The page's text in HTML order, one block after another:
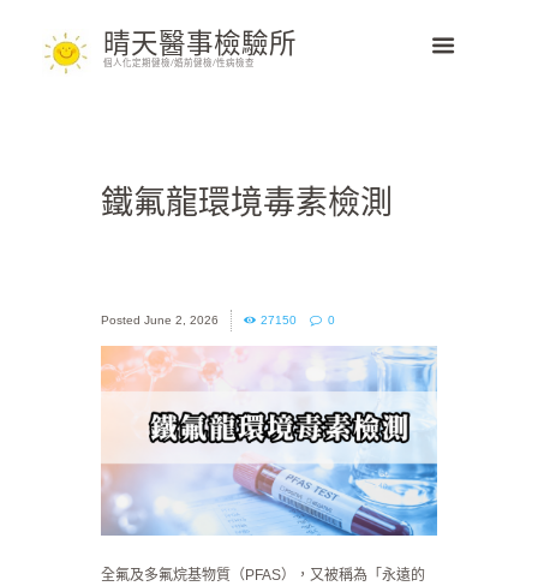
晴天醫事檢驗所
個人化定期健檢/婚前健檢/性病檢查
鐵氟龍環境毒素檢測
June 2, 2026 27150 0
全氟及多氟烷基物質（PFAS），又被稱為「永遠的